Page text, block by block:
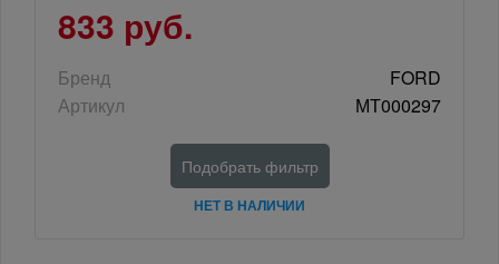
833 руб.
Бренд
FORD
Артикул
МТ000297
Подобрать фильтр
НЕТ В НАЛИЧИИ